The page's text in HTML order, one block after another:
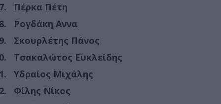
Πέρκα Πέτη
Ρογδάκη Αννα
Σκουρλέτης Πάνος
Τσακαλώτος Ευκλείδης
Υδραίος Μιχάλης
Φίλης Νίκος